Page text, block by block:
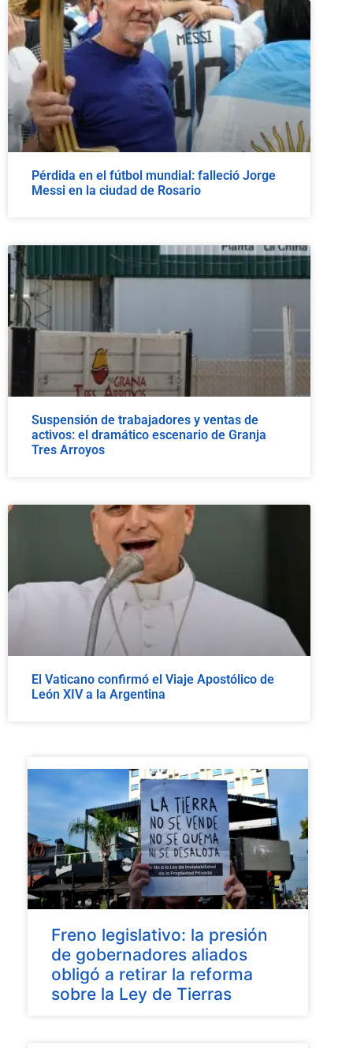
Pérdida en el fútbol mundial: falleció Jorge
Messi en la ciudad de Rosario
Suspensión de trabajadores y ventas de
activos: el dramático escenario de Granja
Tres Arroyos
El Vaticano confirmó el Viaje Apostólico de
León XIV a la Argentina
Freno legislativo: la presión
de gobernadores aliados
obligó a retirar la reforma
sobre la Ley de Tierras